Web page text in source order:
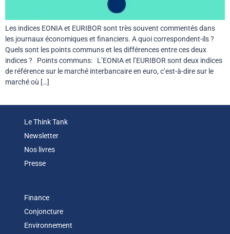
Les indices EONIA et EURIBOR sont très souvent commentés dans
les journaux économiques et financiers. A quoi correspondent-ils ?
Quels sont les points communs et les différences entre ces deux
indices ? Points communs: L’EONIA et l’EURIBOR sont deux indices
de référence sur le marché interbancaire en euro, c’est-à-dire sur le
marché où […]
Le Think Tank
Newsletter
Nos livres
Presse
Finance
Conjoncture
Environnement